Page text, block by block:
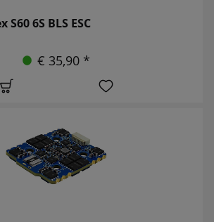
6S BLS ESC
€ 35,90 *